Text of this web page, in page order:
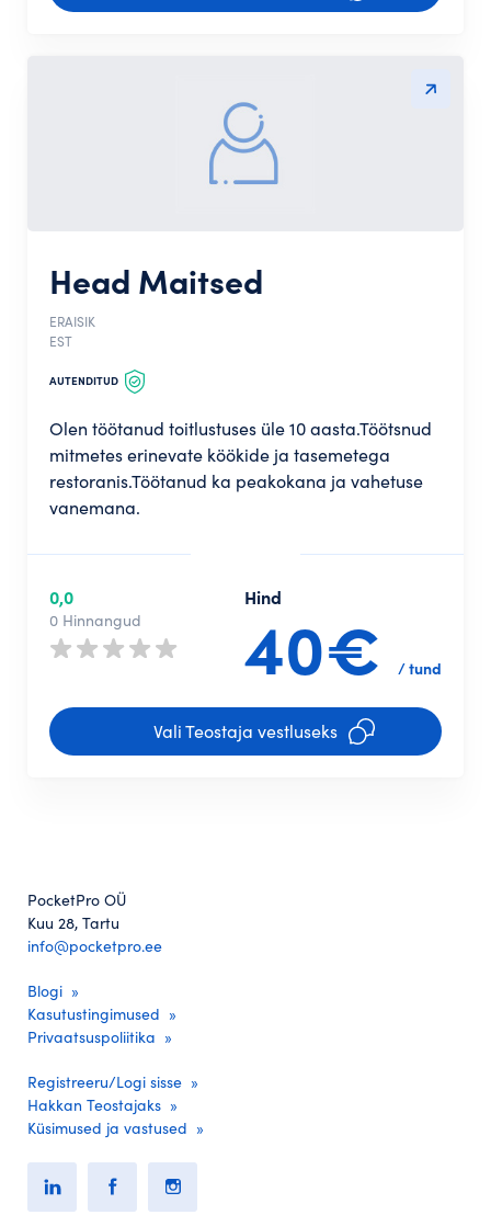
Head Maitsed
ERAISIK
EST
AUTENDITUD
Olen töötanud toitlustuses üle 10 aasta.Töötsnud
mitmetes erinevate köökide ja tasemetega
restoranis.Töötanud ka peakokana ja vahetuse
vanemana.
Vali Teostaja vestluseks
Hind
40€ / tund
0,0
0 Hinnangud
PocketPro OÜ
Kuu 28, Tartu
info@pocketpro.ee
Blogi
Kasutustingimused
Privaatsuspoliitika
Registreeru/Logi sisse
Hakkan Teostajaks
Küsimused ja vastused